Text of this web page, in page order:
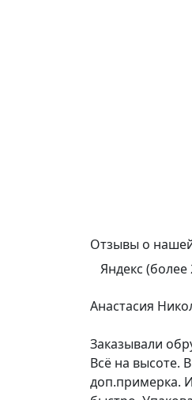
Отзывы о
Яндекс
Анастасия
Заказывали
Всё на высоте.
доп.примерка.